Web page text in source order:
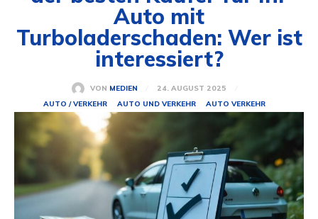
Auto mit
Turboladerschaden: Wer ist
interessiert?
VON MEDIEN
24. AUGUST 2025
AUTO / VERKEHR
AUTO UND VERKEHR AUTO VERKEHR